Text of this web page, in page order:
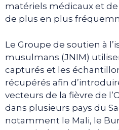
matériels médicaux et
de plus en plus
Le Groupe de soutien à
musulmans (JNIM)
capturés et les
récupérés afin
vecteurs de la fièvre de
dans plusieurs pays du
notamment le Mali, le